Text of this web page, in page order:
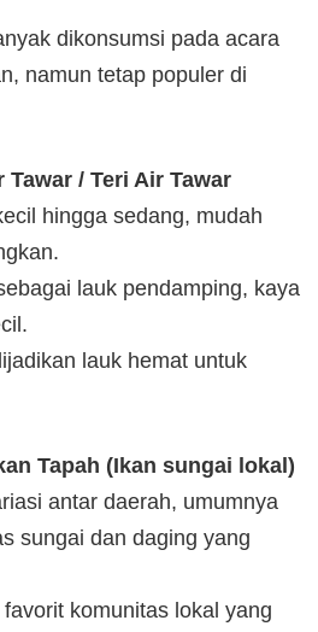
dikonsumsi pada acara
namun tetap populer di
/ Teri Air Tawar
hingga sedang, mudah
lauk pendamping, kaya
lauk hemat untuk
Tapah (Ikan sungai lokal)
antar daerah, umumnya
sungai dan daging yang
komunitas lokal yang